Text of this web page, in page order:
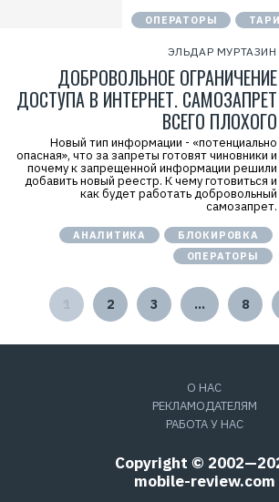
ОПЕРАТОРЫ
ЭЛЬДАР МУРТАЗИН
ДОБРОВОЛЬНОЕ ОГРАНИЧЕНИЕ
ДОСТУПА В ИНТЕРНЕТ. САМОЗАПРЕТ
ВСЕГО ПЛОХОГО
Новый тип информации - «потенциально
опасная», что за запреты готовят чиновники и
почему к запрещенной информации решили
добавить новый реестр. К чему готовиться и
как будет работать добровольный
самозапрет.
АНАЛИТИКА
БЛОКИРОВКА
ОПЕРАТОРЫ
2 3 … 8
О НАС
РЕКЛАМОДАТЕЛЯМ
РАБОТА У НАС
Copyright ©
mobile-review.com